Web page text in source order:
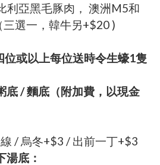
利亞黑毛豚肉， 澳洲M5和
選一，韓牛另+$20 )
位或以上每位送時令生蠔1隻
底 / 麵底（附加費，以現金
/ 烏冬+$3 / 出前一丁+$3
湯底：